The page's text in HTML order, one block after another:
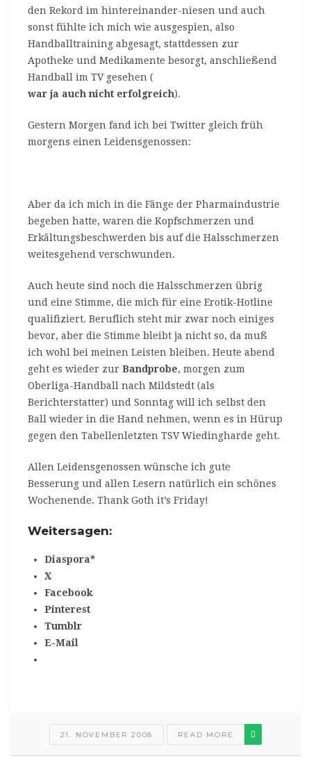
den Rekord im hintereinander-niesen und auch
sonst fühlte ich mich wie ausgespien, also
Handballtraining abgesagt, stattdessen zur
Apotheke und Medikamente besorgt, anschließend
Handball im TV gesehen (
war ja auch nicht erfolgreich).
Gestern Morgen fand ich bei Twitter gleich früh
morgens einen Leidensgenossen:
Aber da ich mich in die Fänge der Pharmaindustrie
begeben hatte, waren die Kopfschmerzen und
Erkältungsbeschwerden bis auf die Halsschmerzen
weitesgehend verschwunden.
Auch heute sind noch die Halsschmerzen übrig
und eine Stimme, die mich für eine Erotik-Hotline
qualifiziert. Beruflich steht mir zwar noch einiges
bevor, aber die Stimme bleibt ja nicht so, da muß
ich wohl bei meinen Leisten bleiben. Heute abend
geht es wieder zur Bandprobe, morgen zum
Oberliga-Handball nach Mildstedt (als
Berichterstatter) und Sonntag will ich selbst den
Ball wieder in die Hand nehmen, wenn es in Hürup
gegen den Tabellenletzten TSV Wiedingharde geht.
Allen Leidensgenossen wünsche ich gute
Besserung und allen Lesern natürlich ein schönes
Wochenende. Thank Goth it’s Friday!
Weitersagen:
Diaspora*
X
Facebook
Pinterest
Tumblr
E-Mail
21. NOVEMBER 2008 READ MORE